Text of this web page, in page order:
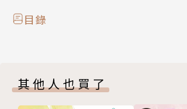
目錄
其他人也買了